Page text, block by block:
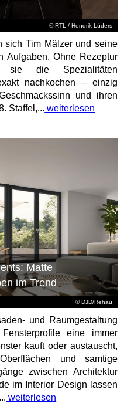
©RTL / Hendrik Lüders
sich Tim Mälzer und seine
Aufgaben. Ohne Rezeptur
sie die Spezialitäten
nachkochen – einzig
und ihren
Staffel,... weiterlesen
© DJD/Rehau
Matte
im Trend
und Raumgestaltung
eine immer
kauft oder austauscht,
und samtige
zwischen Architektur
im Interior Design lassen
weiterlesen